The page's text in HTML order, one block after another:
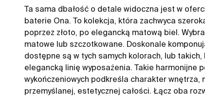
Ta sama dbałość o detale widoczna jest w
baterie Ona. To kolekcja, która zachwyca
poprzez złoto, po elegancką matową biel.
matowe lub szczotkowane. Doskonale
dostępne są w tych samych kolorach, lub
elegancką linię wyposażenia. Takie harmonijne
wykończeniowych podkreśla charakter wnętrza,
przemyślanej, estetycznej całości. Łącz oba